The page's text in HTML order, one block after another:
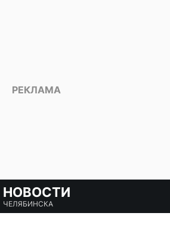
НОВОСТИ
ЧЕЛЯБИНСКА